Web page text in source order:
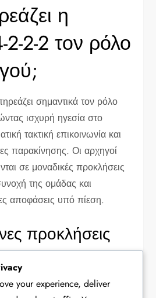
η
2-2-2 τον ρόλο
σημαντικά τον ρόλο
ισχυρή ηγεσία στο
τακτική επικοινωνία και
παρακίνησης. Οι αρχηγοί
σε μοναδικές προκλήσεις
της ομάδας και
αποφάσεις υπό πίεση.
προκλήσεις
οι
τη διάταξη
your experience, deliver